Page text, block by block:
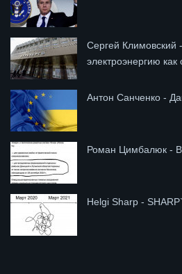
Сергей Климовский
электроэнергию как
Антон Санченко -
Роман Цимбалюк -
Helgi Sharp -